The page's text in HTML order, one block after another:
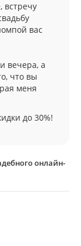
встречу
вас
вечера, а
что вы
меня
до 30%!
онлайн-